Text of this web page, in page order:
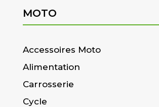
MOTO
Accessoires Moto
Alimentation
Carrosserie
Cycle